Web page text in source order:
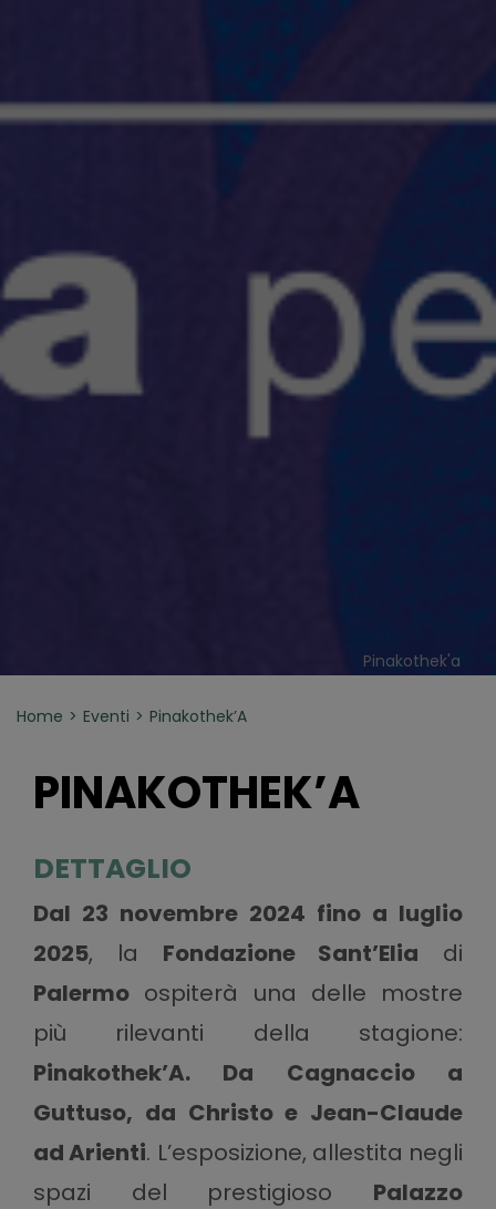
Pinakothek'a
Home Eventi Pinakothek’A
PINAKOTHEK’A
DETTAGLIO
Dal 23 novembre 2024 fino a luglio
2025, la Fondazione Sant’Elia di
Palermoospiterà una delle mostre
più rilevanti della stagione:
Pinakothek’A. Da Cagnaccio a
Guttuso, da Christo e Jean-Claude
ad Arienti. L’esposizione, allestita negli
spazi del prestigioso Palazzo